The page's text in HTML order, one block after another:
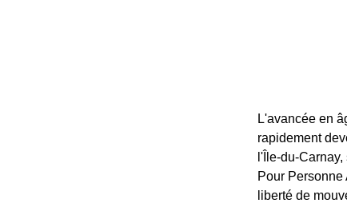
L'avancée en
rapidement
l'Île-du-
Pour
liberté de